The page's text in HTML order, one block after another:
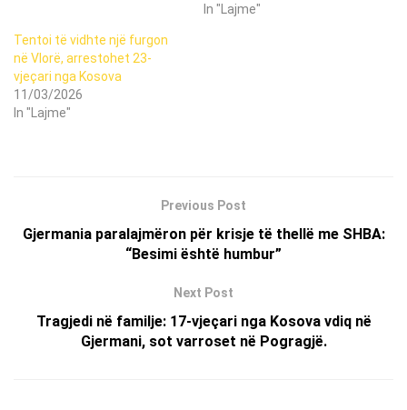
In "Lajme"
Tentoi të vidhte një furgon
në Vlorë, arrestohet 23-
vjeçari nga Kosova
11/03/2026
In "Lajme"
Previous Post
Gjermania paralajmëron për krisje të thellë me SHBA:
“Besimi është humbur”
Next Post
Tragjedi në familje: 17-vjeçari nga Kosova vdiq në
Gjermani, sot varroset në Pogragjë.